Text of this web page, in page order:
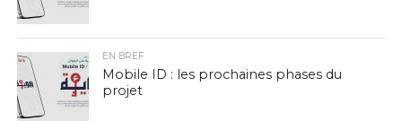
EN BREF
Mobile ID : les prochaines phases du
projet